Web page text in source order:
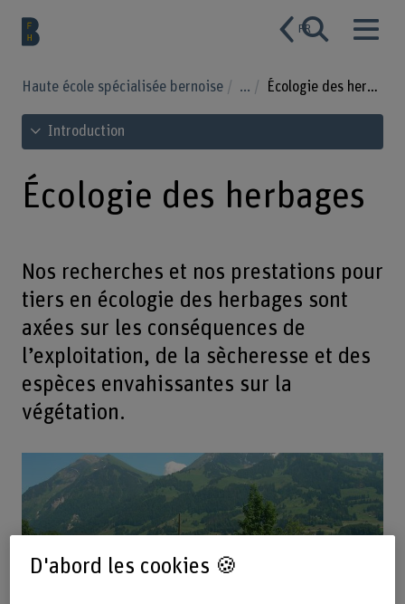
FR
Haute école spécialisée bernoise ... Écologie des herbages
Voir le sommaire
Introduction
Écologie des herbages
Nos recherches et nos prestations pour
tiers en écologie des herbages sont
axées sur les conséquences de
l’exploitation, de la sècheresse et des
espèces envahissantes sur la
végétation.
D'abord les cookies 🍪